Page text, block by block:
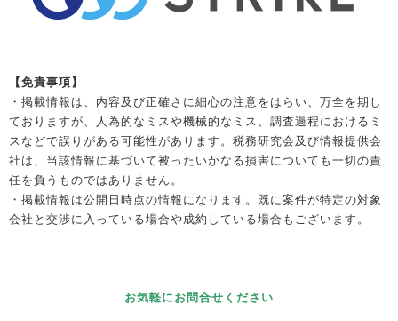
【免責事項】
・掲載情報は、内容及び正確さに細心の注意をはらい、万全を期し
ておりますが、人為的なミスや機械的なミス、調査過程におけるミ
スなどで誤りがある可能性があります。税務研究会及び情報提供会
社は、当該情報に基づいて被ったいかなる損害についても一切の責
任を負うものではありません。
・掲載情報は公開日時点の情報になります。既に案件が特定の対象
会社と交渉に入っている場合や成約している場合もございます。
お気軽にお問合せください